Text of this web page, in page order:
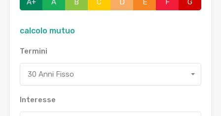
A+ A B C D E F G
calcolo mutuo
Termini
30 Anni Fisso
Interesse